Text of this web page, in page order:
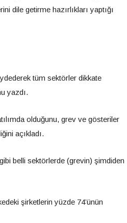
dile getirme hazırlıkları yaptığı
tüm sektörler dikkate
yazdı.
olduğunu, grev ve gösteriler
açıkladı.
belli sektörlerde (grevin) şimdiden
şirketlerin yüzde 74’ünün